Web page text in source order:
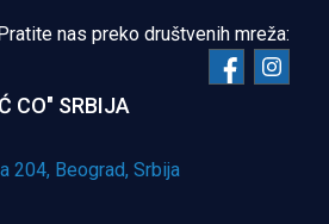
nas preko društvenih mreža:
CO" SRBIJA
204, Beograd, Srbija